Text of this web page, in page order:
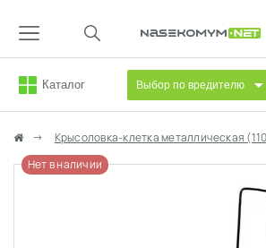
Каталог Выбор по вредителю
Крысоловка-клетка металлическая
Нет в наличии